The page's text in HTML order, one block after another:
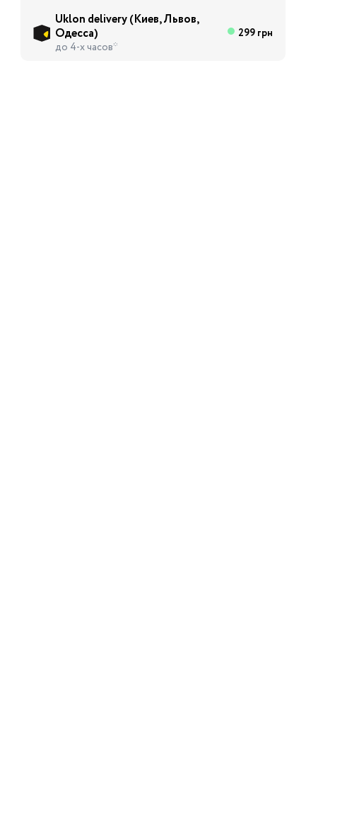
Uklon delivery (Киев, Львов,
Одесса)
до 4-х часов*
299 грн